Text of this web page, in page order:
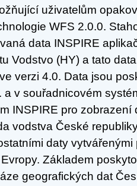
uživatelům
WFS 2.0.0.
data INSPIRE
Vodstvo (HY) a tato
verzi 4.0. Data jsou
a v souřadnicovém
INSPIRE pro zobrazení
vodstva České
daty vytvářenými
Základem
geografických dat